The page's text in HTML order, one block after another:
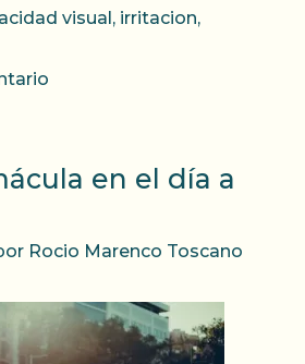
visual , irritacion,
en el día a
Rocio Marenco Toscano